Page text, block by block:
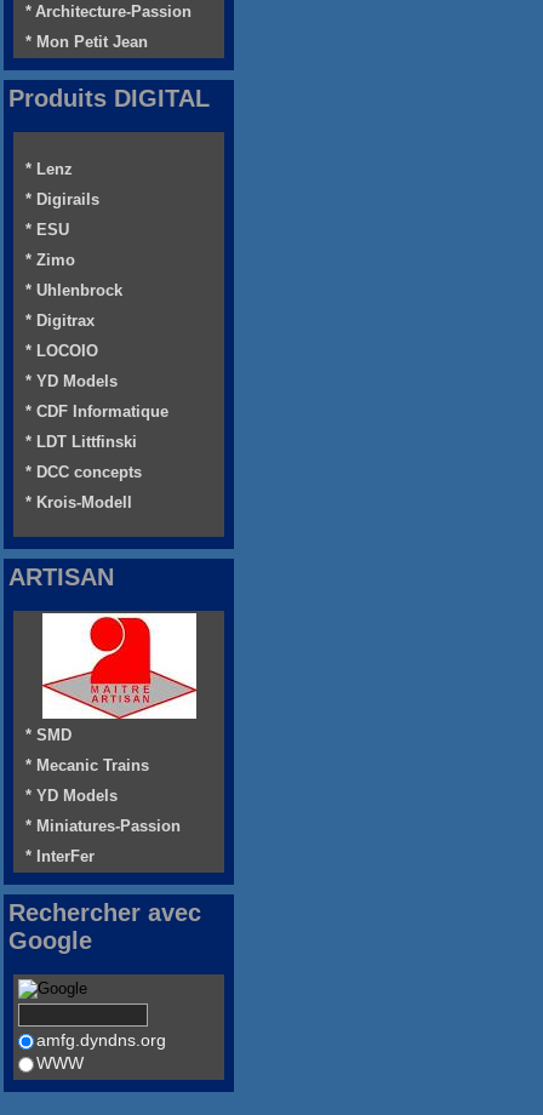
* Architecture-Passion
* Mon Petit Jean
Produits DIGITAL
* Lenz
* Digirails
* ESU
* Zimo
* Uhlenbrock
* Digitrax
* LOCOIO
* YD Models
* CDF Informatique
* LDT Littfinski
* DCC concepts
* Krois-Modell
ARTISAN
* SMD
* Mecanic Trains
* YD Models
* Miniatures-Passion
* InterFer
Rechercher avec
Google
amfg.dyndns.org
WWW